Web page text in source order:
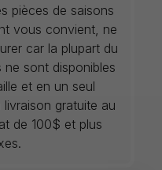
pièces de saisons
vous convient, ne
car la plupart du
sont disponibles
et en un seul
gratuite au
de 100$ et plus